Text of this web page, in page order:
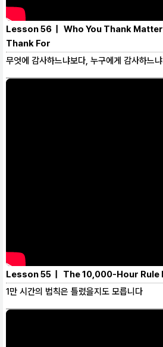
Lesson 56 | Who You Thank
Thank For
무엇에 감사하느냐보다, 누구에게 감사하느
Lesson 55 | The 10,000-Hour Rule
1만 시간의 법칙은 틀렸을지도 모릅니다